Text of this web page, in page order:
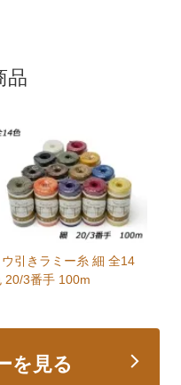
品
ウ引きラミー糸 細 全14
20/3番手 100m
を見る